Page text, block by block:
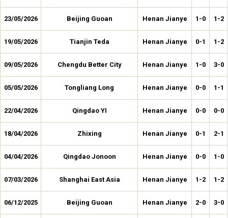
23/05/2026 Beijing Guoan Henan Jianye 1-0 1-2
19/05/2026 Tianjin Teda Henan Jianye 0-1 1-2
09/05/2026 Chengdu Better City Henan Jianye 1-0 3-0
05/05/2026 Tongliang Long Henan Jianye 0-0 1-1
22/04/2026 Qingdao YI Henan Jianye 0-0 0-0
18/04/2026 Zhixing Henan Jianye 0-1 2-1
04/04/2026 Qingdao Jonoon Henan Jianye 0-0 1-0
07/03/2026 Shanghai East Asia Henan Jianye 1-2 1-2
06/12/2025 Beijing Guoan Henan Jianye 2-0 3-0